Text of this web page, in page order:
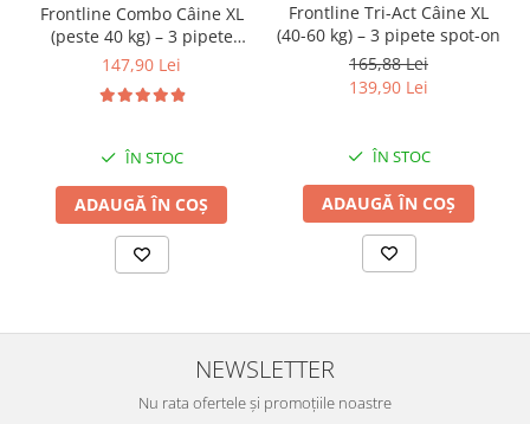
Frontline Combo Câine XL
(peste 40 kg) – 3 pipete
spot-on
147,90 Lei
ÎN STOC
ADAUGĂ ÎN COȘ
Frontline Tri-Act Câine XL
(40-60 kg) – 3 pipete spot-on
165,88 Lei
139,90 Lei
ÎN STOC
ADAUGĂ ÎN COȘ
NEWSLETTER
Nu rata ofertele și promoțiile noastre